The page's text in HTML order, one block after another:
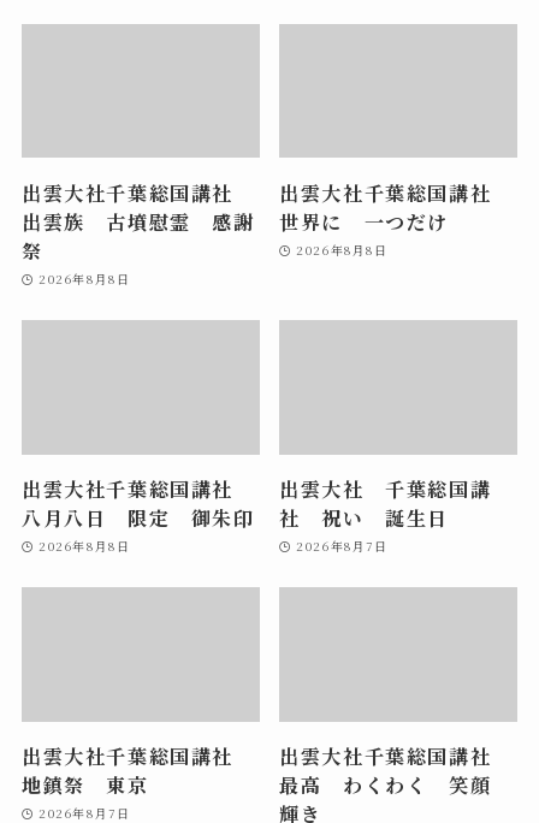
出雲大社千葉総国講社
出雲族 古墳慰霊 感謝
祭
2026年8月8日
出雲大社千葉総国講社
世界に 一つだけ
2026年8月8日
出雲大社千葉総国講社
八月八日 限定 御朱印
2026年8月8日
出雲大社 千葉総国講
社 祝い 誕生日
2026年8月7日
出雲大社千葉総国講社
地鎮祭 東京
2026年8月7日
出雲大社千葉総国講社
最高 わくわく 笑顔
輝き